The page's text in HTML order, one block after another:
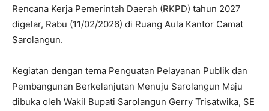
Rencana Kerja Pemerintah Daerah (RKPD) tahun 2027
digelar, Rabu (11/02/2026) di Ruang Aula Kantor Camat
Sarolangun.
Kegiatan dengan tema Penguatan Pelayanan Publik dan
Pembangunan Berkelanjutan Menuju Sarolangun Maju
dibuka oleh Wakil Bupati Sarolangun Gerry Trisatwika, SE